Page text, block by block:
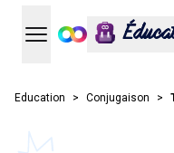
Ouvrir le menu
Education Conjugaison